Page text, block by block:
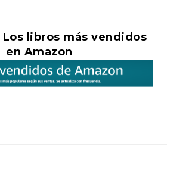
libros más vendidos
en Amazon